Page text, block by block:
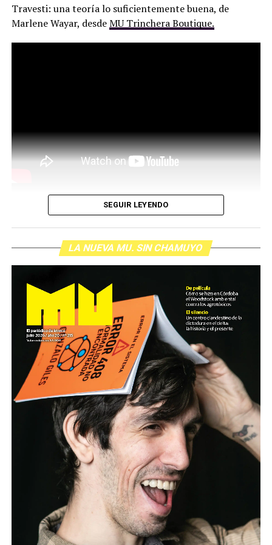
Cartucho como el que de dispararon a Pablo Grillo en la
manifestación del miércoles pasado.
El video fue presentado este lunes en la sede de ARGRA
(Asociación de Reporteros Gráficos de la Argentina)
junto al SiPreBa (Sindicato de Prensa de Buenos Aires).
Travesti: una teoría lo suficientemente buena, de
Marlene Wayar, desdeMU Trinchera Boutique.
SEGUIR LEYENDO
LA NUEVA MU. SIN CHAMUYO